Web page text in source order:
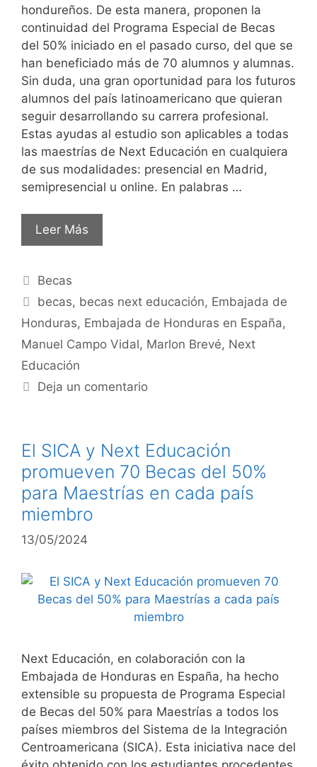
hondureños. De esta manera, proponen la
continuidad del Programa Especial de Becas
del 50% iniciado en el pasado curso, del que se
han beneficiado más de 70 alumnos y alumnas.
Sin duda, una gran oportunidad para los futuros
alumnos del país latinoamericano que quieran
seguir desarrollando su carrera profesional.
Estas ayudas al estudio son aplicables a todas
las maestrías de Next Educación en cualquiera
de sus modalidades: presencial en Madrid,
semipresencial u online. En palabras …
Leer Más
Becas
becas, becas next educación, Embajada de
Honduras, Embajada de Honduras en España,
Manuel Campo Vidal, Marlon Brevé, Next
Educación
Deja un comentario
El SICA y Next Educación
promueven 70 Becas del 50%
para Maestrías en cada país
miembro
13/05/2024
Next Educación, en colaboración con la
Embajada de Honduras en España, ha hecho
extensible su propuesta de Programa Especial
de Becas del 50% para Maestrías a todos los
países miembros del Sistema de la Integración
Centroamericana (SICA). Esta iniciativa nace del